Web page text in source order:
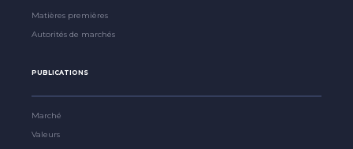
Matières premières
Autorités de marchés
PUBLICATIONS
Marché
Valeurs